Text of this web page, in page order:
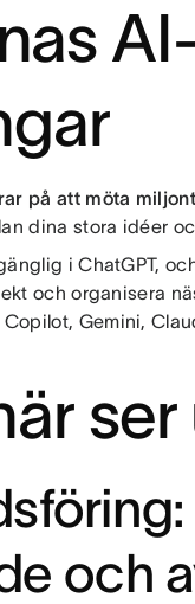
på att möta
dina stora idéer
i ChatGPT,
och organisera
Gemini,
och